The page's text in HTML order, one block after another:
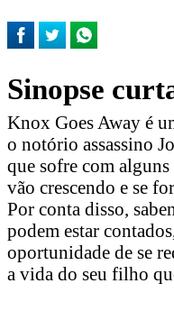
Sinopse
Knox Goes Away é
o notório assassino
que sofre com
vão crescendo e se
Por conta disso,
podem estar
oportunidade de se
a vida do seu filho